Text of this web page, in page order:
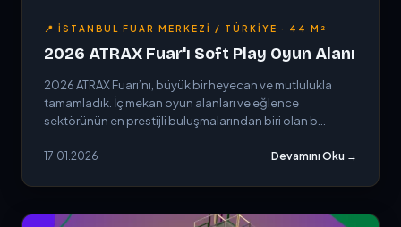
📍 İSTANBUL FUAR MERKEZI / TÜRKIYE · 44 M²
2026 ATRAX Fuar'ı Soft Play Oyun Alanı
2026 ATRAX Fuarı’nı, büyük bir heyecan ve mutlulukla
tamamladık. İç mekan oyun alanları ve eğlence
sektörünün en prestijli buluşmalarından biri olan b...
17.01.2026 Devamını Oku →